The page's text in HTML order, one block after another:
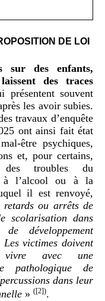
DE LOI
sur des enfants,
des traces
présentent souvent
les avoir subies.
travaux d’enquête
ont ainsi fait état
être psychiques,
et, pour certains,
troubles du
à l’alcool ou à la
il est renvoyé,
retards ou arrêts de
scolarisation dans
de développement
victimes doivent
vivre avec une
pathologique de
dans leur
» ([2]).